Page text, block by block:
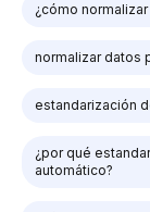
¿cómo
normalizar datos
estandarización
¿por qué
automático?